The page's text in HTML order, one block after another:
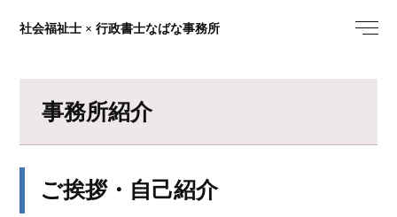
社会福祉士 × 行政書士なばな事務所
事務所紹介
ご挨拶・自己紹介